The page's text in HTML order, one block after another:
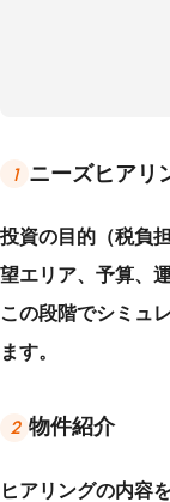
1 ニーズヒアリ
投資の目的（税負
望エリア、予算、
この段階でシミュ
ます。
2 物件紹介
ヒアリングの内容